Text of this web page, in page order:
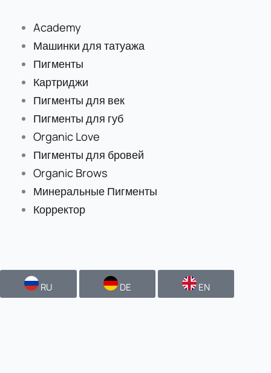
содержимому
Academy
Машинки для татуажа
Пигменты
Картриджи
Пигменты для век
Пигменты для губ
Organic Love
Пигменты для бровей
Organic Brows
Минеральные Пигменты
Корректор
RU DE EN